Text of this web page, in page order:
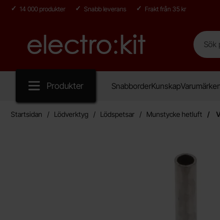
14 000 produkter Snabb leverans Frakt från 35 kr
Startsidan för Electro:kit
Sök
Sök på
Produkter SnabborderKunskap
Startsidan Lödverktyg Lödspetsar Munstycke hetluft